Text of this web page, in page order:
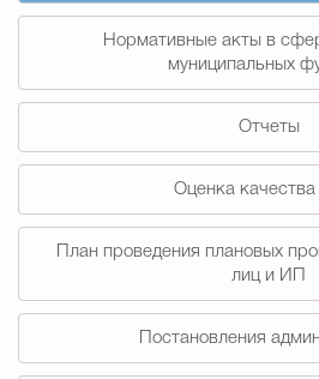
Новости
Нормативные акты в
муниципальных
Отчеты
Оценка качества
План проведения плановых
лиц и ИП
Постановления